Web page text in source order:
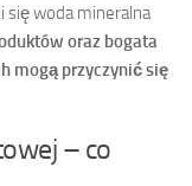
się woda mineralna
oraz bogata
mogą przyczynić się
– co